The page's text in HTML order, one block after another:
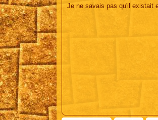
Je ne savais pas qu'il existait